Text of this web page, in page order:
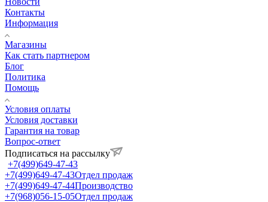
Контакты
Информация
Магазины
Как стать партнером
Блог
Политика
Помощь
Условия оплаты
Условия доставки
Гарантия на товар
Вопрос-ответ
Подписаться на рассылку
+7(499)649-47-43
+7(499)649-47-43Отдел продаж
+7(499)649-47-44Производство
+7(968)056-15-05Отдел продаж